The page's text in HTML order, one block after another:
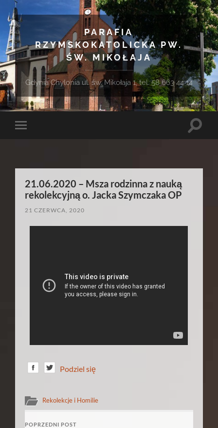
PARAFIA
RZYMSKOKATOLICKA PW.
ŚW. MIKOŁAJA
Gdynia Chylonia ul. św. Mikołaja 1, tel. 58 663 44 14
Toggle
Toggle
21.06.2020 – Msza rodzinna z nauką
rekolekcyjną o. Jacka Szymczaka OP
21 CZERWCA, 2020
Podziel się
Rekolekcje i Homilie
POPRZEDNI POST